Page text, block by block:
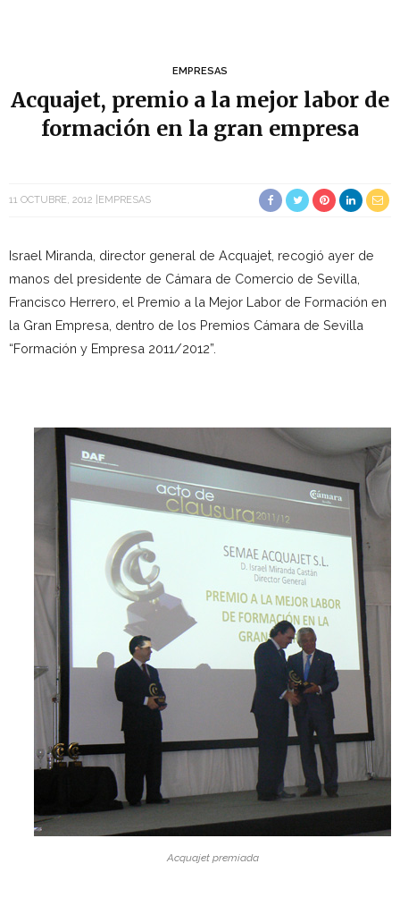
EMPRESAS
Acquajet, premio a la mejor labor de
formación en la gran empresa
11 OCTUBRE, 2012 EMPRESAS
Israel Miranda, director general de Acquajet, recogió ayer de
manos del presidente de Cámara de Comercio de Sevilla,
Francisco Herrero, el Premio a la Mejor Labor de Formación en
la Gran Empresa, dentro de los Premios Cámara de Sevilla
“Formación y Empresa 2011/2012”.
Acquajet premiada